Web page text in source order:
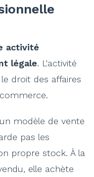
activité
légale. L'activité
droit des affaires
modèle de vente
pas les
propre stock. À la
elle achète